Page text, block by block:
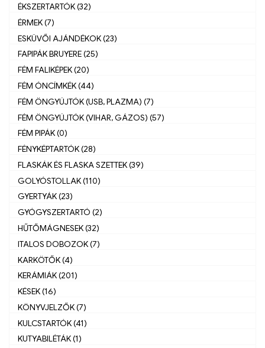
ÉKSZERTARTÓK (32)
ÉRMEK (7)
ESKÜVŐI AJÁNDÉKOK (23)
FAPIPÁK BRUYERE (25)
FÉM FALIKÉPEK (20)
FÉM ÓNCÍMKÉK (44)
FÉM ÖNGYÚJTÓK (USB, PLAZMA) (7)
FÉM ÖNGYÚJTÓK (VIHAR, GÁZOS) (57)
FÉM PIPÁK (0)
FÉNYKÉPTARTÓK (28)
FLASKÁK ÉS FLASKA SZETTEK (39)
GOLYÓSTOLLAK (110)
GYERTYÁK (23)
GYÓGYSZERTARTÓ (2)
HŰTŐMÁGNESEK (32)
ITALOS DOBOZOK (7)
KARKÖTŐK (4)
KERÁMIÁK (201)
KÉSEK (16)
KÖNYVJELZŐK (7)
KULCSTARTÓK (41)
KUTYABILÉTÁK (1)